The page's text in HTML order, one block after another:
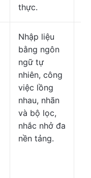
thực.
Nhập liệu
bằng ngôn
ngữ tự
nhiên, công
việc lồng
nhau, nhãn
và bộ lọc,
nhắc nhở đa
nền tảng.